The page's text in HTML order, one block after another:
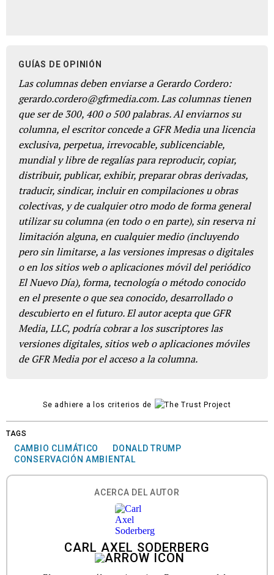
GUÍAS DE OPINIÓN
Las columnas deben enviarse a Gerardo Cordero:
gerardo.cordero@gfrmedia.com. Las columnas tienen
que ser de 300, 400 o 500 palabras. Al enviarnos su
columna, el escritor concede a GFR Media una licencia
exclusiva, perpetua, irrevocable, sublicenciable,
mundial y libre de regalías para reproducir, copiar,
distribuir, publicar, exhibir, preparar obras derivadas,
traducir, sindicar, incluir en compilaciones u obras
colectivas, y de cualquier otro modo de forma general
utilizar su columna (en todo o en parte), sin reserva ni
limitación alguna, en cualquier medio (incluyendo
pero sin limitarse, a las versiones impresas o digitales
o en los sitios web o aplicaciones móvil del periódico
El Nuevo Día), forma, tecnología o método conocido
en el presente o que sea conocido, desarrollado o
descubierto en el futuro. El autor acepta que GFR
Media, LLC, podría cobrar a los suscriptores las
versiones digitales, sitios web o aplicaciones móviles
de GFR Media por el acceso a la columna.
Se adhiere a los criterios de
TAGS
CAMBIO CLIMÁTICO
DONALD TRUMP
CONSERVACIÓN AMBIENTAL
ACERCA DEL AUTOR
CARL AXEL SODERBERG